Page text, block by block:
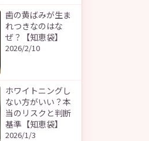
歯の黄ばみが生ま
れつきなのはな
ぜ？【知恵袋】
2026/2/10
ホワイトニングし
ない方がいい？本
当のリスクと判断
基準【知恵袋】
2026/1/3